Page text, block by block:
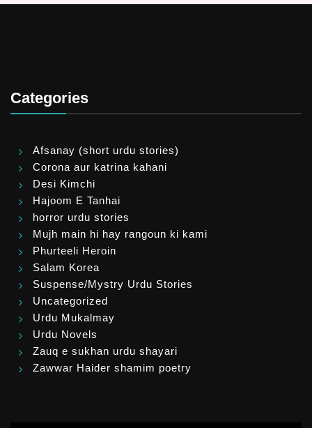
Categories
Afsanay (short urdu stories)
Corona aur katrina kahani
Desi Kimchi
Hajoom E Tanhai
horror urdu stories
Mujh main hi hay rangoun ki kami
Phurteeli Heroin
Salam Korea
Suspense/Mystry Urdu Stories
Uncategorized
Urdu Mukalmay
Urdu Novels
Zauq e sukhan urdu shayari
Zawwar Haider shamim poetry